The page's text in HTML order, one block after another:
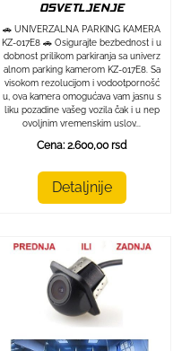
OSVETLJENJE
🚗 UNIVERZALNA PARKING KAMERA
KZ-017E8 🚗 Osigurajte bezbednost i u
dobnost prilikom parkiranja sa univerz
alnom parking kamerom KZ-017E8. Sa
visokom rezolucijom i vodootpornošć
u, ova kamera omogućava vam jasnu s
liku pozadine vašeg vozila čak i u nep
ovoljnim vremenskim uslov...
Cena: 2.600,00 rsd
Detaljnije